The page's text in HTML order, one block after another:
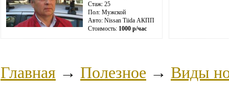
Стаж: 25
Пол: Мужской
Авто: Nissan Tiida АКПП
Стоимость: 1000 р/час
Главная → Полезное → Виды